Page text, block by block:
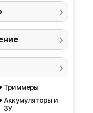
Триммеры
Аккумуляторы и
ЗУ